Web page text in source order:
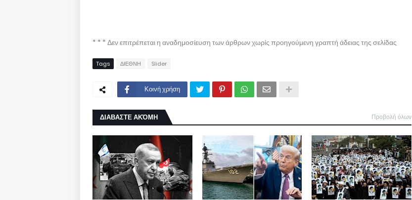
* * * Δεν επιτρέπεται η αναδημοσίευση των άρθρων χωρίς προηγούμενη γραπτή άδειας της σελίδας
Tags ΔΙΕΘΝΗ Slider
Κοινή χρήση
ΔΙΑΒΑΣΤΕ ΑΚΌΜΗ Προβολή όλων